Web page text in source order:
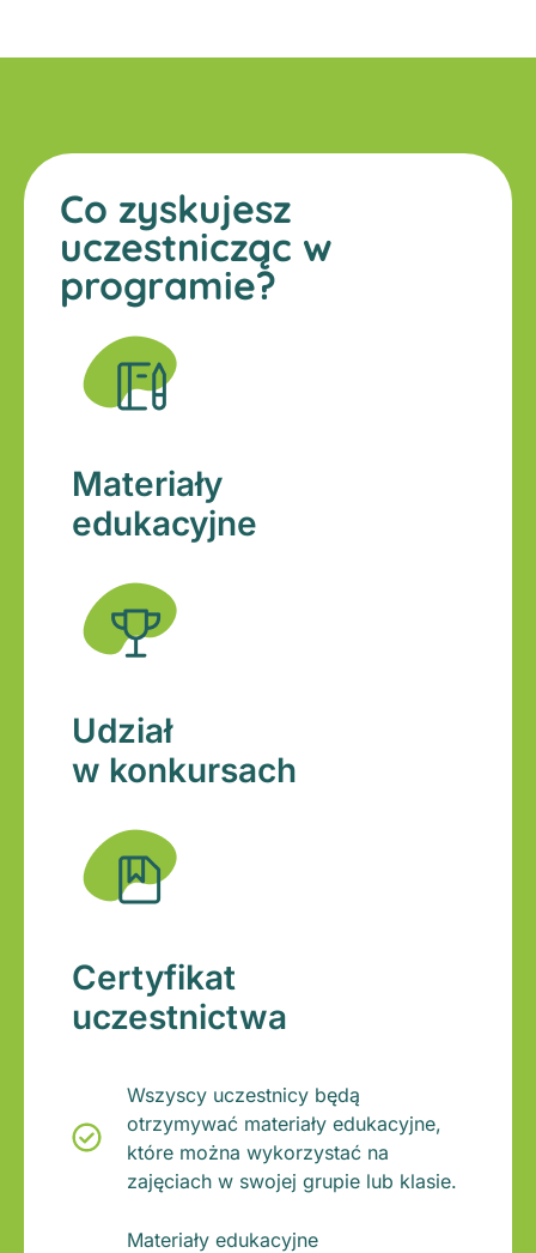
Co zyskujesz
uczestnicząc w
programie?
Materiały
edukacyjne
Udział
w konkursach
Certyfikat
uczestnictwa
Wszyscy uczestnicy będą
otrzymywać materiały edukacyjne,
które można wykorzystać na
zajęciach w swojej grupie lub klasie.
Materiały edukacyjne